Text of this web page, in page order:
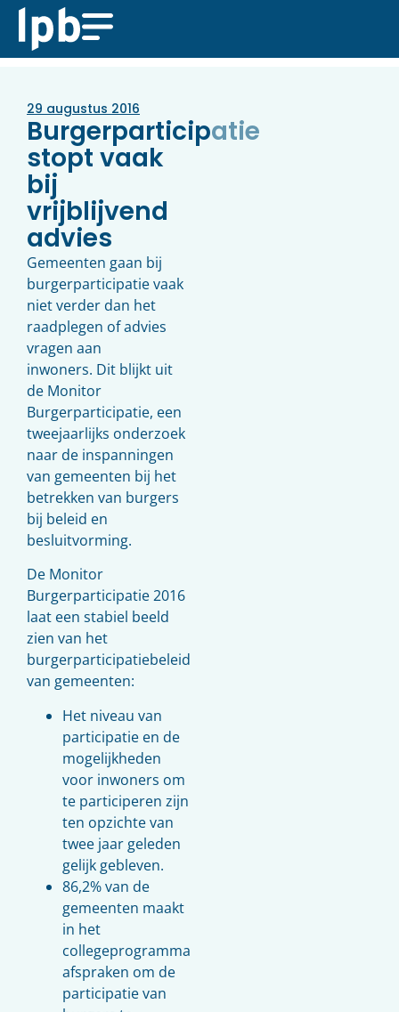
29 augustus 2016
Burgerparticipatie
stopt vaak
bij
vrijblijvend
advies
Gemeenten gaan bij
burgerparticipatie vaak
niet verder dan het
raadplegen of advies
vragen aan
inwoners. Dit blijkt uit
de Monitor
Burgerparticipatie, een
tweejaarlijks onderzoek
naar de inspanningen
van gemeenten bij het
betrekken van burgers
bij beleid en
besluitvorming.
De Monitor
Burgerparticipatie 2016
laat een stabiel beeld
zien van het
burgerparticipatiebeleid
van gemeenten:
Het niveau van
participatie en de
mogelijkheden
voor inwoners om
te participeren zijn
ten opzichte van
twee jaar geleden
gelijk gebleven.
86,2% van de
gemeenten maakt
in het
collegeprogramma
afspraken om de
participatie van